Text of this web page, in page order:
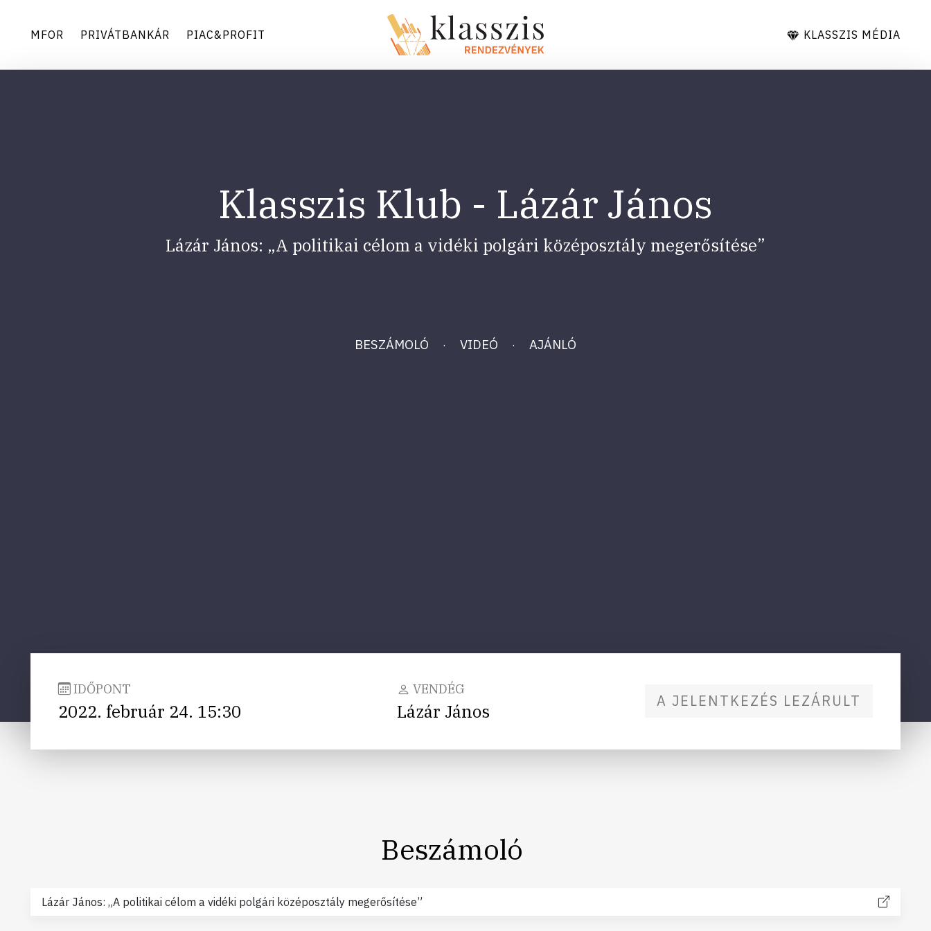
MFOR PRIVÁTBANKÁR PIAC&PROFIT KLASSZIS MÉDIA
Klasszis Klub - Lázár János
Lázár János: „A politikai célom a vidéki polgári középosztály megerősítése”
BESZÁMOLÓ · VIDEÓ · AJÁNLÓ
IDŐPONT
2022. február 24. 15:30
VENDÉG
Lázár János A JELENTKEZÉS LEZÁRULT
Beszámoló
Lázár János: „A politikai célom a vidéki polgári középosztály megerősítése”